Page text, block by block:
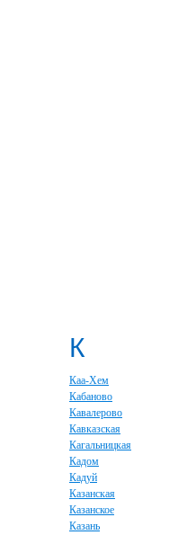
К
Каа-Хем
Кабаново
Кавалерово
Кавказская
Кагальницкая
Кадом
Кадуй
Казанская
Казанское
Казань